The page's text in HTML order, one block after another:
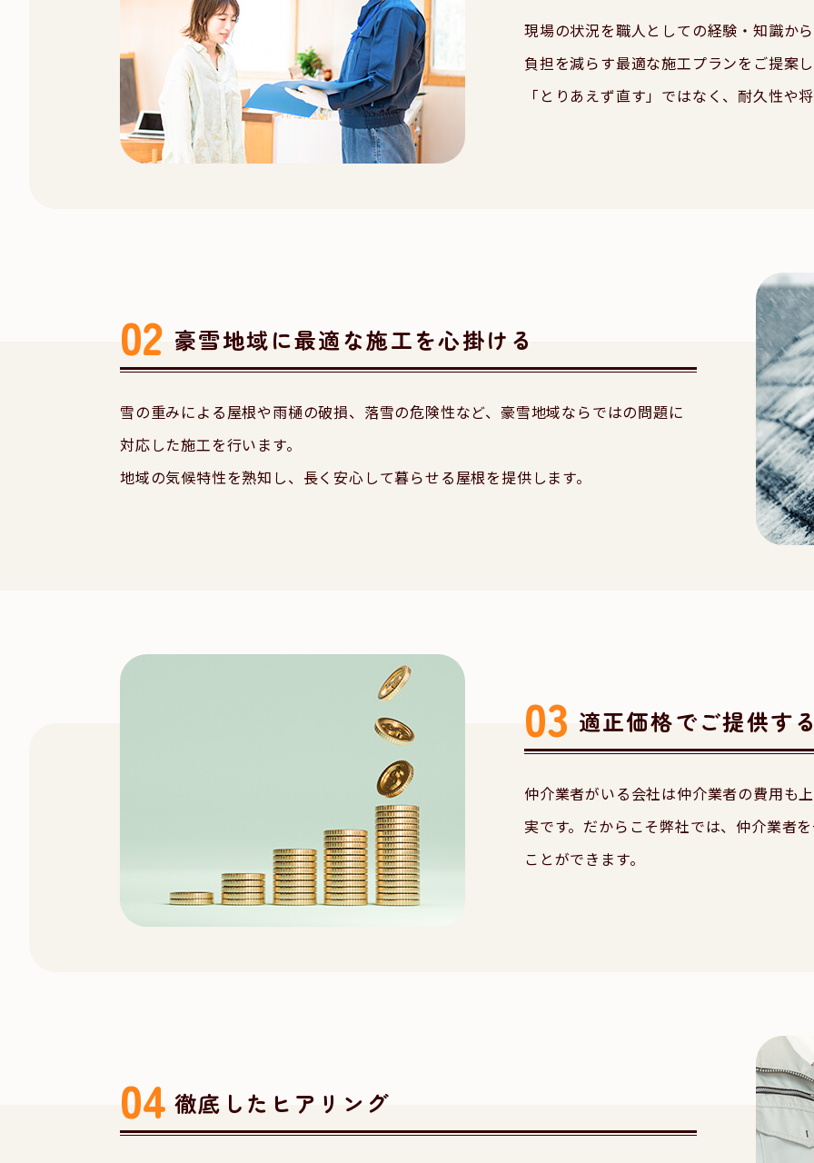
現場の状況を職人としての経験・知識か
負担を減らす最適な施工プランをご提案
「とりあえず直す」ではなく、耐久性や
豪雪地域に最適な施工を心掛ける
雪の重みによる屋根や雨樋の破損、落雪の危険性など、豪雪地域ならではの問題に
対応した施工を行います。
地域の気候特性を熟知し、長く安心して暮らせる屋根を提供します。
適正価格でご提供す
仲介業者がいる会社は仲介業者の費用も
実です。だからこそ弊社では、仲介業者
ことができます。
徹底したヒアリング